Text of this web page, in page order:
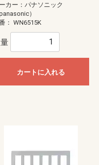
カー：パナソニック
panasonic）
： WN6515K
カートに入れる